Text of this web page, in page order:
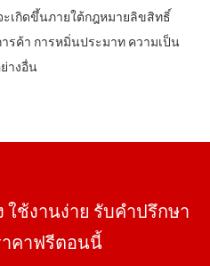
ะเกิดขึ้นภายใต้กฎหมายลิขสิทธิ์
รค้า การหมิ่นประมาท ความเป็น
างอื่น
ใช้งานง่าย รับคำปรึกษา
าคาฟรีตอนนี้